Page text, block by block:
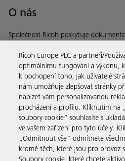
O nás
Společnost Ricoh poskytuje
Přečtěte si více o naší historii a
Firemní řešení
Produkty a služby
Ricoh Europe PLC a partneři/
optimálnímu fungování a výkonu,
k pochopení toho, jak uživatelé
nám umožňuje zlepšovat stránky
nabízet vám personalizovanou
procházení a profilu. Kliknutím na
soubory cookie“ souhlasíte s
ve vašem zařízení pro tyto účely.
„Odmítnout vše“ odmítnete
kromě těch, které jsou pro provoz
Soubory cookie, které chcete